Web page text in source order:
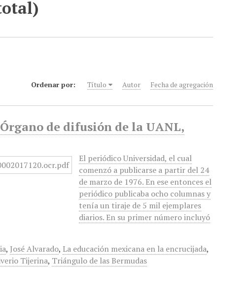
Ordenar por: Título Autor Fecha de agregación
de difusión de la UANL,
El periódico Universidad, el cual
comenzó a publicarse a partir del 24
de marzo de 1976. En ese entonces el
periódico publicaba ocho columnas y
tenía un tiraje de 5 mil ejemplares
diarios. En su primer número incluyó
, José Alvarado, La educación mexicana en la encrucijada,
Tijerina, Triángulo de las Bermudas